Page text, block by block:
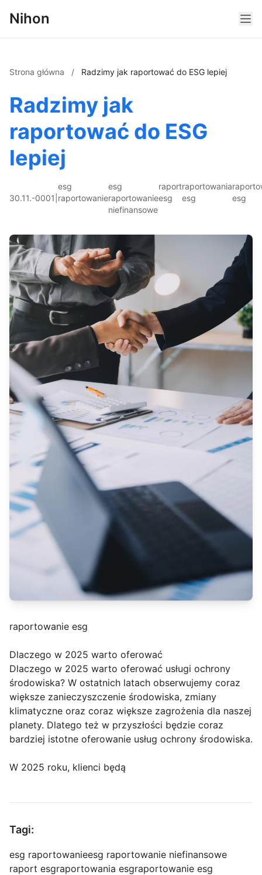
Nihon
Strona główna / Radzimy jak raportować do ESG lepiej
Radzimy jak
raportować do ESG
lepiej
30.11.-0001
esg
raportowanie
esg
raportowanie
niefinansowe
raport
esg
raportowania
esg
esg
raportowanie esg
Dlaczego w 2025 warto oferować
Dlaczego w 2025 warto oferować usługi ochrony
środowiska? W ostatnich latach obserwujemy coraz
większe zanieczyszczenie środowiska, zmiany
klimatyczne oraz coraz większe zagrożenia dla naszej
planety. Dlatego też w przyszłości będzie coraz
bardziej istotne oferowanie usług ochrony środowiska.
W 2025 roku, klienci będą
Tagi:
esg raportowanieesg raportowanie niefinansowe
raport esgraportowania esgraportowanie esg